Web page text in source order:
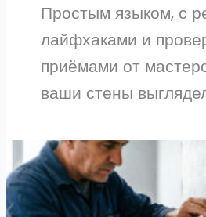
Простым языком, с
лайфхаками и
приёмами от
ваши стены
Как
выбрать
самые
прочные